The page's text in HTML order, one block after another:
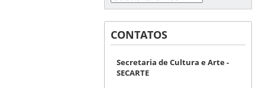
CONTATOS
Secretaria de Cultura e Arte -
SECARTE